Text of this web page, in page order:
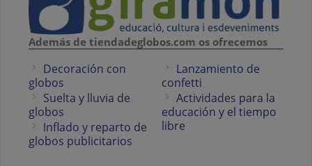
Además de tiendadeglobos.com os ofrecemos
Decoración con
globos
Suelta y lluvia de
globos
Inflado y reparto de
globos publicitarios
Lanzamiento de
confetti
Actividades para la
educación y el tiempo
libre